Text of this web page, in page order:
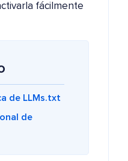
fácilmente
de LLMs.txt
de